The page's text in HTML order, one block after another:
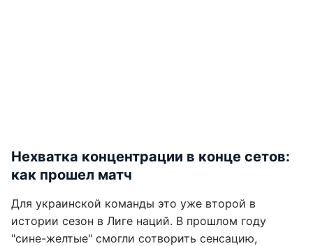
Нехватка концентрации в конце сетов:
как прошел матч
Для украинской команды это уже второй в
истории сезон в Лиге наций. В прошлом году
"сине-желтые" смогли сотворить сенсацию,